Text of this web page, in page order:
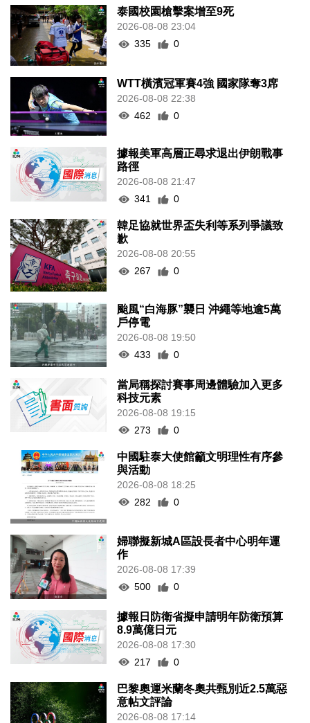
泰國校園槍擊案增至9死
2026-08-08 23:04
335
0
WTT橫濱冠軍賽4強 國家隊奪3席
2026-08-08 22:38
462
0
據報美軍高層正尋求退出伊朗戰事
路徑
2026-08-08 21:47
341
0
韓足協就世界盃失利等系列爭議致
歉
2026-08-08 20:55
267
0
颱風“白海豚”襲日 沖繩等地逾5萬
戶停電
2026-08-08 19:50
433
0
當局稱探討賽事周邊體驗加入更多
科技元素
2026-08-08 19:15
273
0
中國駐泰大使館籲文明理性有序參
與活動
2026-08-08 18:25
282
0
婦聯擬新城A區設長者中心明年運
作
2026-08-08 17:39
500
0
據報日防衛省擬申請明年防衛預算
8.9萬億日元
2026-08-08 17:30
217
0
巴黎奧運米蘭冬奧共甄別近2.5萬惡
意帖文評論
2026-08-08 17:14